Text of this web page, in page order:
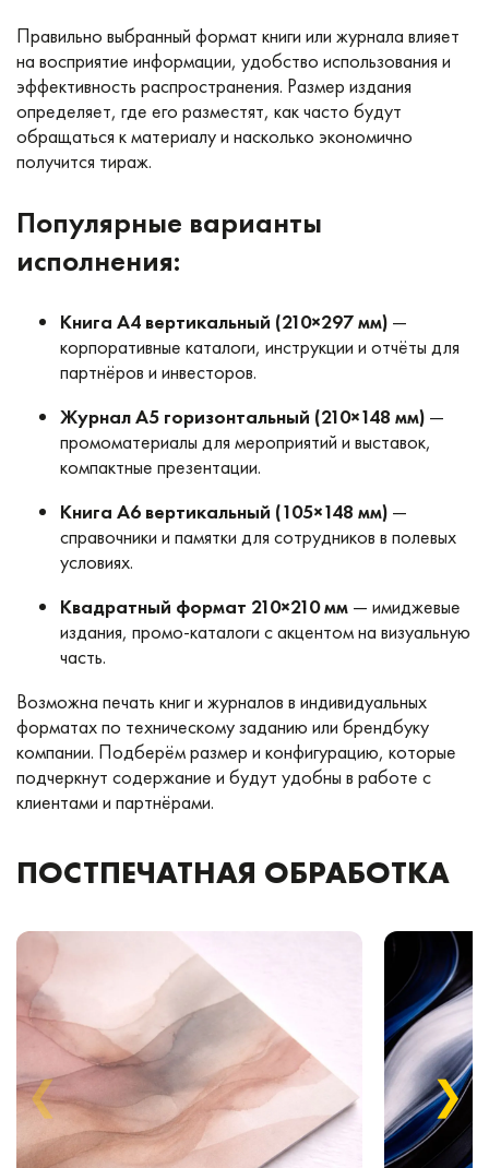
Правильно выбранный формат книги или журнала влияет
на восприятие информации, удобство использования и
эффективность распространения. Размер издания
определяет, где его разместят, как часто будут
обращаться к материалу и насколько экономично
получится тираж.
Популярные варианты
исполнения:
Книга А4 вертикальный (210×297 мм) —
корпоративные каталоги, инструкции и отчёты для
партнёров и инвесторов.
Журнал А5 горизонтальный (210×148 мм) —
промоматериалы для мероприятий и выставок,
компактные презентации.
Книга А6 вертикальный (105×148 мм) —
справочники и памятки для сотрудников в полевых
условиях.
Квадратный формат 210×210 мм — имиджевые
издания, промо-каталоги с акцентом на визуальную
часть.
Возможна печать книг и журналов в индивидуальных
форматах по техническому заданию или брендбуку
компании. Подберём размер и конфигурацию, которые
подчеркнут содержание и будут удобны в работе с
клиентами и партнёрами.
ПОСТПЕЧАТНАЯ ОБРАБОТКА
❮ ❯